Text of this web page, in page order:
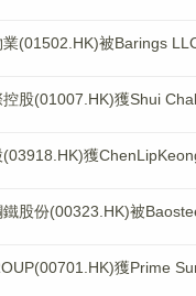
業(01502.HK)被Barings
控股(01007.HK)獲Shui
(03918.HK)獲
鐵股份(00323.HK)被
獲Prime